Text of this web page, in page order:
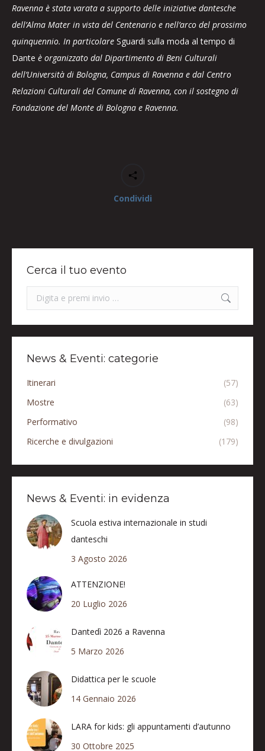
Ravenna è stata varata a supporto delle iniziative dantesche
dell’Alma Mater in vista del Centenario e nell’arco del prossimo
quinquennio. In particolare Sguardi sulla moda al tempo di
Dante è organizzato dal Dipartimento di Beni Culturali
dell’Università di Bologna, Campus di Ravenna e dal Centro
Relazioni Culturali del Comune di Ravenna, con il sostegno di
Fondazione del Monte di Bologna e Ravenna.
Condividi
Cerca il tuo evento
Search:
News & Eventi: categorie
Itinerari
(57)
Mostre
(63)
Performativo
(98)
Ricerche e divulgazioni
(179)
News & Eventi: in evidenza
Scuola estiva internazionale in studi
danteschi
3 Agosto 2026
ATTENZIONE!
20 Luglio 2026
Dantedì 2026 a Ravenna
5 Marzo 2026
Didattica per le scuole
14 Gennaio 2026
LARA for kids: gli appuntamenti d’autunno
30 Ottobre 2025